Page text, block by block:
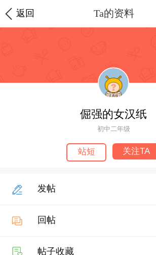
返回 Ta的资料
倔强的女汉纸
初中二年级
站短 关注TA
发帖
回帖
帖子收藏